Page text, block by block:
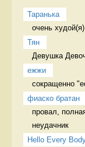
Таранька
очень худой(я)
Тян
Девушка
ежжи
сокращенно
фиаско братан
провал,
неудачник
Hello Every